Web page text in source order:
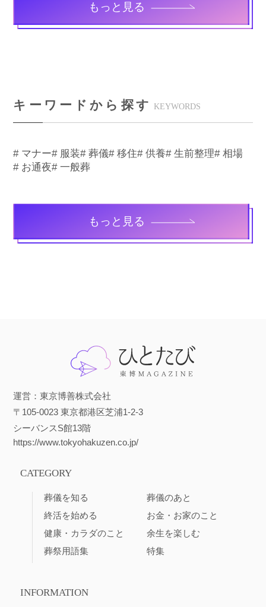
もっと見る
キーワードから探す KEYWORDS
# マナー# 服装# 葬儀# 移住# 供養# 生前整理# 相場
# お通夜# 一般葬
もっと見る
運営：東京博善株式会社
〒105-0023 東京都港区芝浦1-2-3
シーバンスS館13階
https://www.tokyohakuzen.co.jp/
CATEGORY
葬儀を知る
葬儀のあと
終活を始める
お金・お家のこと
健康・カラダのこと
余生を楽しむ
葬祭用語集
特集
INFORMATION